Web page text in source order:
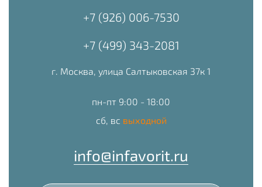
+7 (926) 006-7530
+7 (499) 343-2081
г. Москва, улица Салтыковская 37к 1
пн-пт 9:00 - 18:00
сб, вс выходной
info@infavorit.ru